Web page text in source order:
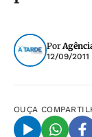
Por
12/09/
OUÇA